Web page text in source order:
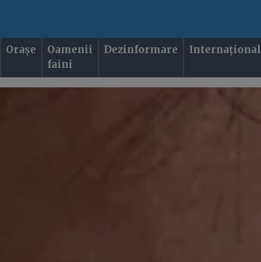
Orașe
Oamenii
faini
Dezinformare Internațional